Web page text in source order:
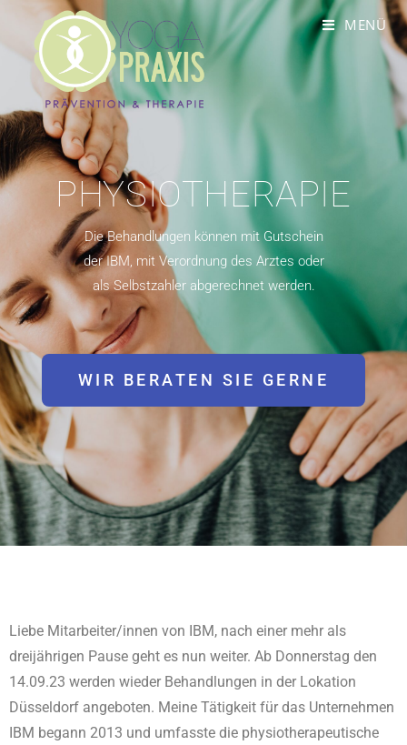
MENÜ
PHYSIOTHERAPIE
Die Behandlungen können mit Gutschein
der IBM, mit Verordnung des Arztes oder
als Selbstzahler abgerechnet werden.
WIR BERATEN SIE GERNE
Liebe Mitarbeiter/innen von IBM, nach einer mehr als
dreijährigen Pause geht es nun weiter. Ab Donnerstag den
14.09.23 werden wieder Behandlungen in der Lokation
Düsseldorf angeboten. Meine Tätigkeit für das Unternehmen
IBM begann 2013 und umfasste die physiotherapeutische